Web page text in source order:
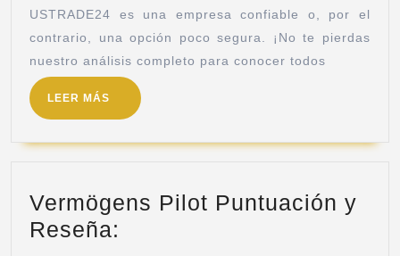
USTRADE24 es una empresa confiable o, por el
contrario, una opción poco segura. ¡No te pierdas
nuestro análisis completo para conocer todos
LEER MÁS
Vermögens Pilot Puntuación y
Reseña: